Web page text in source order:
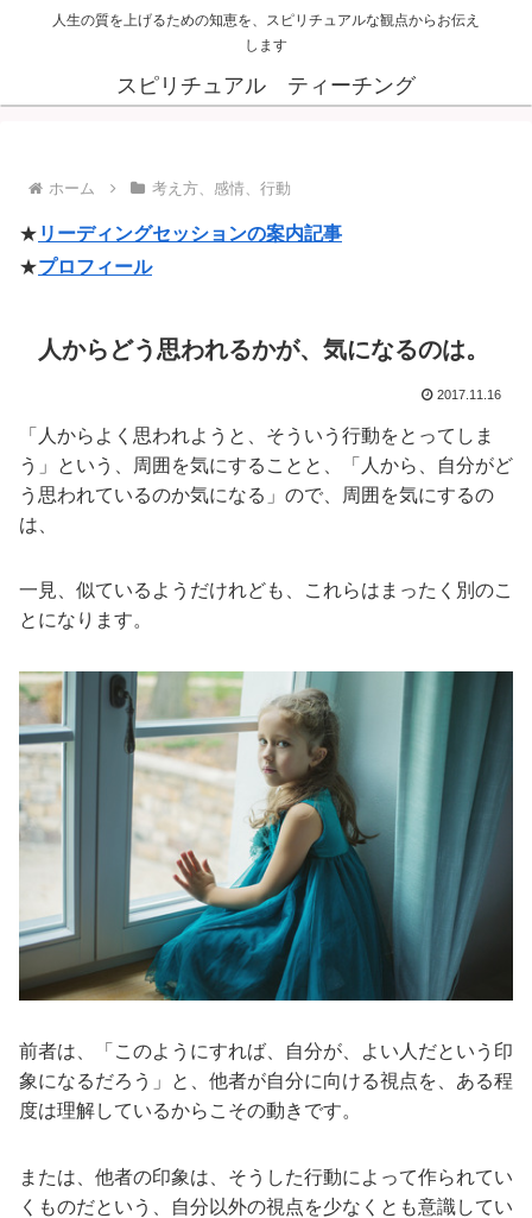
人生の質を上げるための知恵を、スピリチュアルな観点からお伝え
します
スピリチュアル ティーチング
ホーム 考え方、感情、行動
★ リーディングセッションの案内記事
★プロフィール
人からどう思われるかが、気になるのは。
2017.11.16
「人からよく思われようと、そういう行動をとってしま
う」という、周囲を気にすることと、「人から、自分がど
う思われているのか気になる」ので、周囲を気にするの
は、
一見、似ているようだけれども、これらはまったく別のこ
とになります。
前者は、「このようにすれば、自分が、よい人だという印
象になるだろう」と、他者が自分に向ける視点を、ある程
度は理解しているからこその動きです。
または、他者の印象は、そうした行動によって作られてい
くものだという、自分以外の視点を少なくとも意識してい